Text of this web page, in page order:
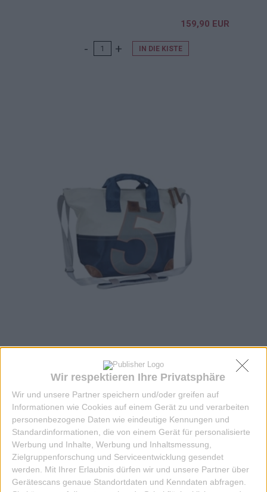
Wir respektieren Ihre Privatsphäre
Wir und unsere Partner speichern und/oder greifen auf
Informationen wie Cookies auf einem Gerät zu und verarbeiten
personenbezogene Daten wie eindeutige Kennungen und
Standardinformationen, die von einem Gerät für personalisierte
Werbung und Inhalte, Werbung und Inhaltsmessung,
Zielgruppenforschung und Serviceentwicklung gesendet
werden.
Mit Ihrer Erlaubnis dürfen wir und unsere Partner über
Gerätescans genaue Standortdaten und Kenndaten abfragen.
159,90 EUR
IN DIE KISTE
TASCHE SUUTJE WEISS BLAU ZAHL GRAU H
ELLGR
159,90 EUR
IN DIE KISTE